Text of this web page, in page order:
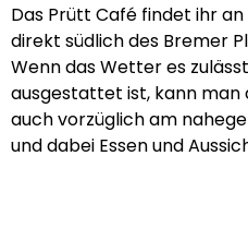
Das Prütt Café findet ihr
direkt südlich des Bremer
Wenn das Wetter es
ausgestattet ist, kann man
auch vorzüglich am
und dabei Essen und